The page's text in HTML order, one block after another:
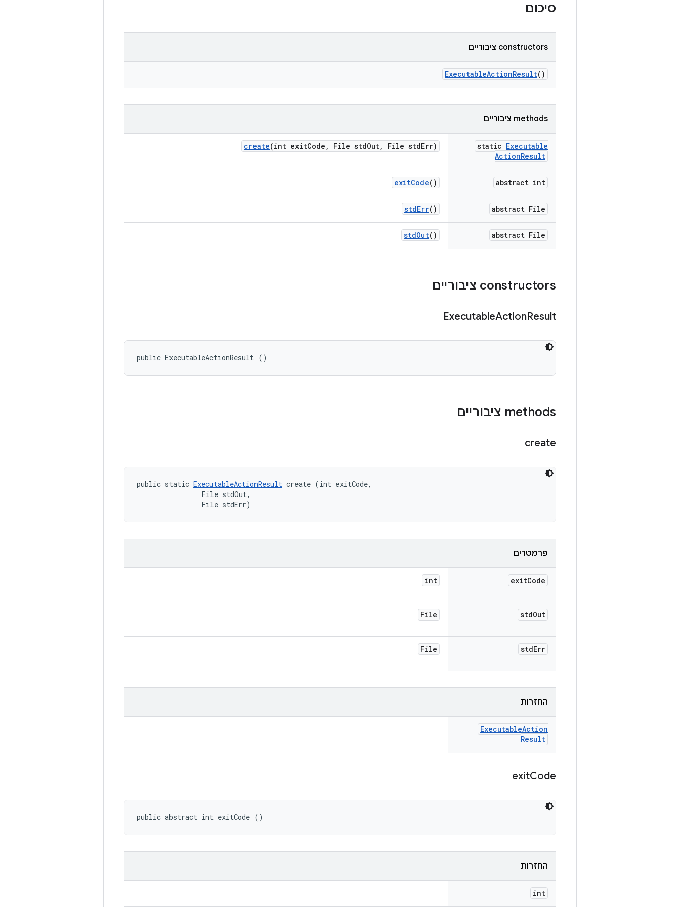
סיכום
‫constructors ציבוריים
ExecutableActionResult()
‫methods ציבוריים
static Executable
ActionResult
create(int exitCode , File stdOut, File stdErr)
abstract int
exitCode()
abstract File
stdErr()
abstract File
stdOut()
‫constructors ציבוריים
ExecutableActionResult
public ExecutableActionResult ()
‫methods ציבוריים
create
public static ExecutableActionResult create (int exitCode,
                File stdOut,
                File stdErr)
פרמטרים
exitCode
int
stdOut
File
stdErr
File
החזרות
ExecutableAction
Result
exitCode
public abstract int exitCode ()
החזרות
int